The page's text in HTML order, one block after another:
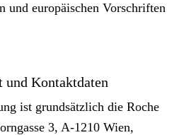
und europäischen Vorschriften
Kontaktdaten
ist grundsätzlich die Roche
3, A-1210 Wien,